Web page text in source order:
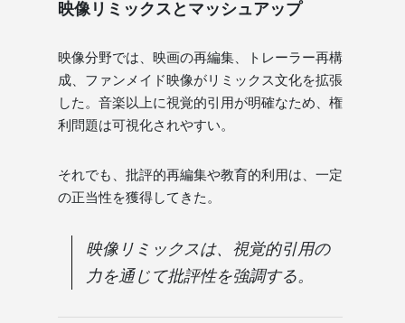
映像リミックスとマッシュアップ
映像分野では、映画の再編集、トレーラー再構
成、ファンメイド映像がリミックス文化を拡張
した。音楽以上に視覚的引用が明確なため、権
利問題は可視化されやすい。
それでも、批評的再編集や教育的利用は、一定
の正当性を獲得してきた。
映像リミックスは、視覚的引用の
力を通じて批評性を強調する。